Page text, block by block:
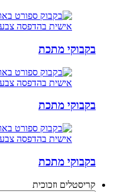
בקבוקי מתכת
בקבוקי מתכת
בקבוקי מתכת
קריסטלים וזכוכית